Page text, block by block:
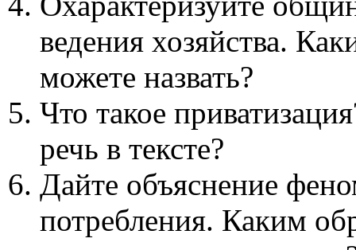
ведения хозяйства.
можете назвать?
Что такое
речь в тексте?
Дайте объяснение
потребления. Каким